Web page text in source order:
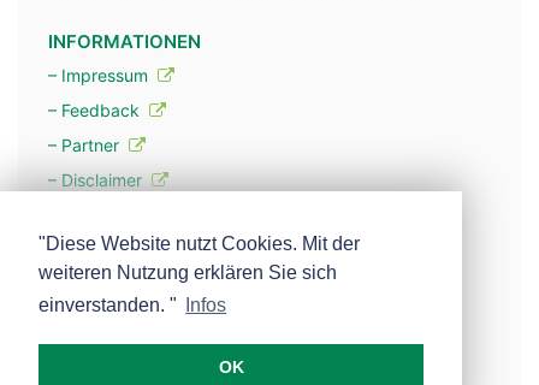
INFORMATIONEN
– Impressum
– Feedback
– Partner
– Disclaimer
– Werbung
– Mehr über unsere Experten
"Diese Website nutzt Cookies. Mit der
weiteren Nutzung erklären Sie sich
einverstanden. "
Infos
OK